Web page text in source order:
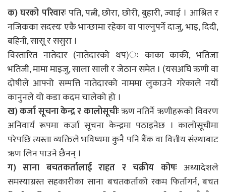
क) घरको परिवारःपति, पत्नी, छोरा, छोरी, बुहारी, ज्वाई । आश्रित र
नजिकका सदस्यः एकै भान्छामा रहेका वा पाल्नुपर्ने दाजु, भाइ, दिदी,
बहिनी, सासू र ससुरा ।
विस्तारित नातेदार (नातेदारको थप)ः काका काकी, भतिजा
भतिजी, मामा माइजु, साला साली र जेठान समेत । (यसअघि ऋणी वा
दोषीले आफ्नो सम्पत्ति नातेदारको नाममा लुकाउने गरेकाले नयाँ
कानुनले यो कडा कदम चालेको हो ।
ख) कर्जा सूचना केन्द्र र कालोसूचीःऋण नतिर्ने ऋणीहरूको विवरण
अनिवार्य रूपमा कर्जा सूचना केन्द्रमा पठाइनेछ । कालोसूचीमा
परेपछि त्यस्ता व्यक्तिले भविष्यमा कुनै पनि बैंक वा वित्तीय संस्थाबाट
ऋण लिन पाउने छैनन् ।
ग) साना बचतकर्तालाई राहत र चक्रीय कोषःअध्यादेशले
समस्याग्रस्त सहकारीका साना बचतकर्ताको रकम फिर्तागर्न, बचत